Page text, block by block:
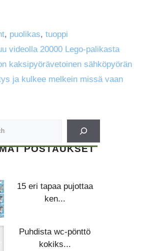
, puolikas,tuoppi
videolla 20000 Lego-palikasta
kaksipyörävetoinen sähköpyörän
ja kulkee melkein missä vaan
POSTAUKSET
15 eri tapaa pujottaa
ken...
Puhdista wc-pönttö
kokiks...